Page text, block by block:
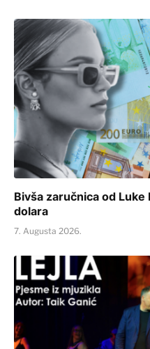
Bivša zaručnica od
dolara
7. Augusta 2026.